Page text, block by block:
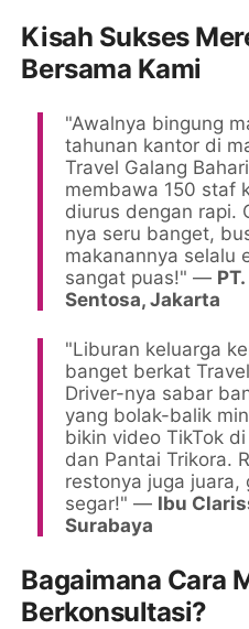
Kisah Sukses
Bersama Kami
"Awalnya bingung
tahunan kantor di
Travel Galang
membawa 150 staf
diurus dengan rapi.
nya seru banget,
makanannya selalu
sangat puas!" —
Sentosa, Jakarta
"Liburan keluarga
banget berkat
Driver-nya sabar
yang bolak-balik
bikin video TikTok
dan Pantai Trikora.
restonya juga juara,
segar!" — Ibu
Surabaya
Bagaimana Cara
Berkonsultasi?